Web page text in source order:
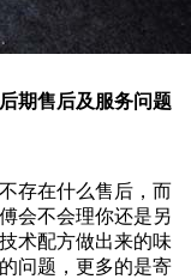
期售后及服务问题
存在什么售后，而
会不会理你还是另
术配方做出来的味
问题，更多的是寄